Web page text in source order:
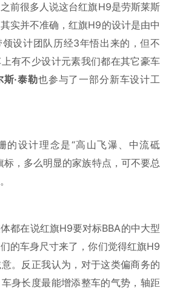
前很多人说这台红旗H9是劳斯莱斯
实并不准确，红旗H9的设计是由中
设计团队历经3年悟出来的，但不
有不少设计元素我们都在其它豪车
斯·泰勒也参与了一部分新车设计工
的设计理念是“高山飞瀑、中流砥
标，多么明显的家族特点，可不要总
都在说红旗H9要对标BBA的中大型
的车身尺寸来了，你们觉得红旗H9
。反正我认为，对于这类偏商务的
身长度最能增添整车的气势，轴距